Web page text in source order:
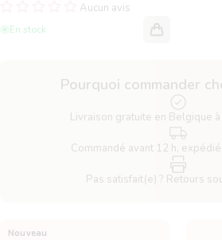
Aucun avis
En stock
LouLou Spirale d’Activités
Nouveau
Pourquoi commander
Livraison gratuite en Belgique
Commandé avant 12 h,
Pas satisfait(e) ? Retours